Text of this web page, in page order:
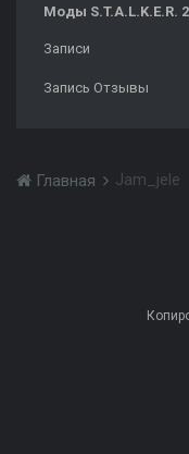
Моды S.T.A.L.K.E.R. 2
Записи
Запись Отзывы
Главная Jam_jele